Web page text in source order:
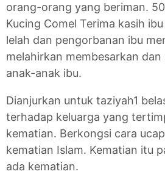
orang-orang yang beriman.
Kucing Comel Terima kasih
lelah dan pengorbanan ibu
melahirkan membesarkan
anak-anak ibu.
Dianjurkan untuk taziyah1
terhadap keluarga yang
kematian. Berkongsi cara
kematian Islam. Kematian itu
ada kematian.